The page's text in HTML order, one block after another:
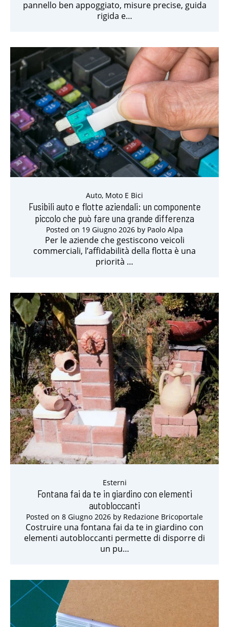
pannello ben appoggiato, misure precise, guida
rigida e…
Auto, Moto E Bici
Fusibili auto e flotte aziendali: un componente
piccolo che può fare una grande differenza
Posted on 19 Giugno 2026 by Paolo Alpa
Per le aziende che gestiscono veicoli
commerciali, l’affidabilità della flotta è una
priorità …
Esterni
Fontana fai da te in giardino con elementi
autobloccanti
Posted on 8 Giugno 2026 by Redazione Bricoportale
Costruire una fontana fai da te in giardino con
elementi autobloccanti permette di disporre di
un pu…